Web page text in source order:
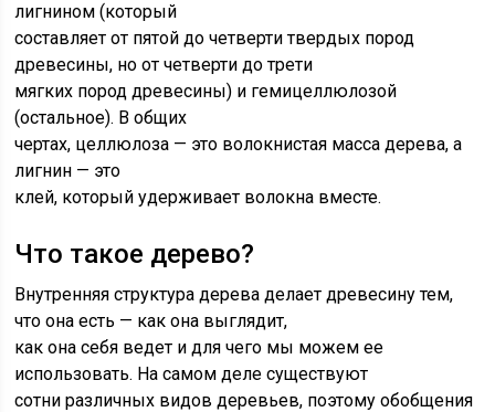
лигнином (который
составляет от пятой до четверти твердых пород
древесины, но от четверти до трети
мягких пород древесины) и гемицеллюлозой
(остальное). В общих
чертах, целлюлоза — это волокнистая масса дерева, а
лигнин — это
клей, который удерживает волокна вместе.
Что такое дерево?
Внутренняя структура дерева делает древесину тем,
что она есть — как она выглядит,
как она себя ведет и для чего мы можем ее
использовать. На самом деле существуют
сотни различных видов деревьев, поэтому обобщения